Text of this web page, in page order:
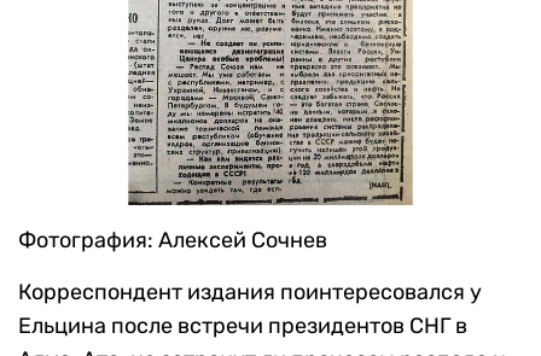
Фотография: Алексей Сочнев